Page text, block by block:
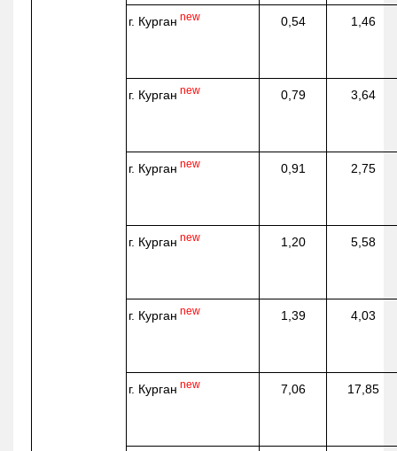
г. Курган new 0,54 1,46
г. Курган new 0,79 3,64
г. Курган new 0,91 2,75
г. Курган new 1,20 5,58
г. Курган new 1,39 4,03
г. Курган new 7,06 17,85